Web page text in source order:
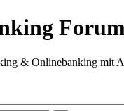
& Onlinebanking mit